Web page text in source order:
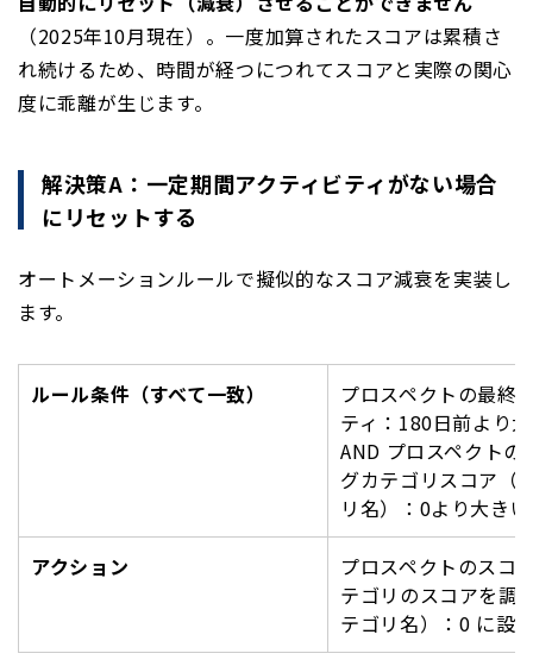
（2025年10月現在）。一度加算されたスコアは累積さ
れ続けるため、時間が経つにつれてスコアと実際の関心
度に乖離が生じます。
解決策A：一定期間アクティビティがない場合
にリセットする
オートメーションルールで擬似的なスコア減衰を実装し
ます。
ルール条件（すべて一致）
プロスペクトの最終
ティ：180日前より
AND プロスペクトの
グカテゴリスコア（
リ名）：0より大きい
アクション
プロスペクトのスコ
テゴリのスコアを調
テゴリ名）：0 に設